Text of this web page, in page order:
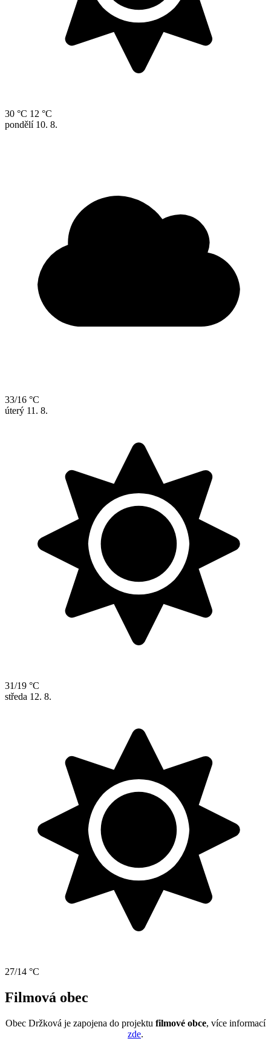
30 °C 12 °C
pondělí 10. 8.
33/16 °C
úterý 11. 8.
31/19 °C
středa 12. 8.
27/14 °C
Filmová obec
Obec Držková je zapojena do projektu filmové obce, více informací
zde.